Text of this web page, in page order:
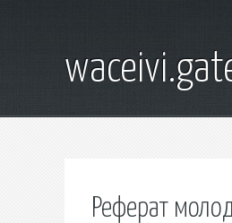
Реферат